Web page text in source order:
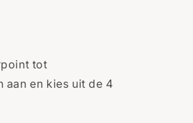
tot
aan en kies uit de 4